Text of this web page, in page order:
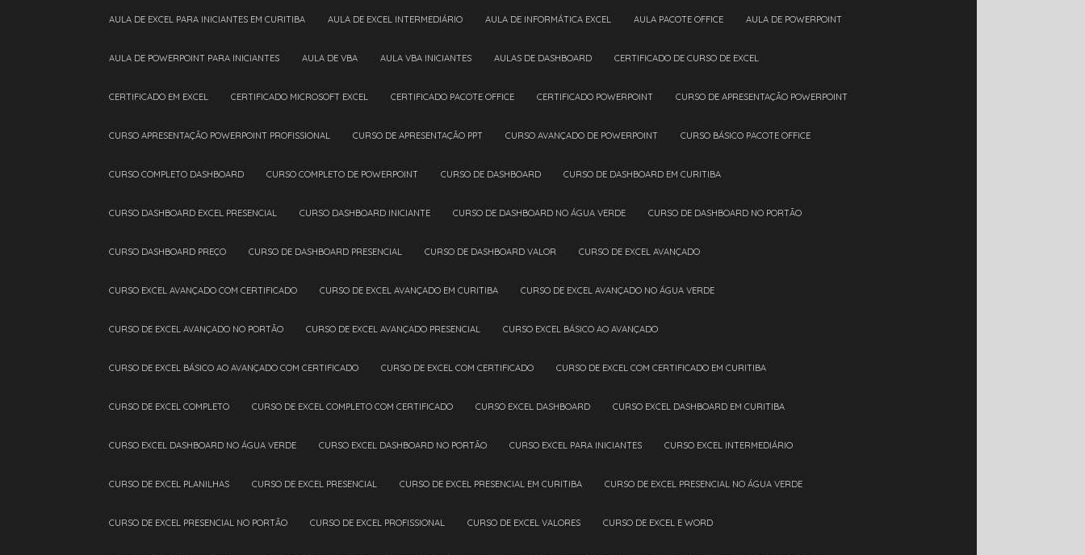
AULA DE EXCEL PARA INICIANTES EM CURITIBA AULA DE EXCEL INTERMEDIÁRIO AULA DE INFORMÁTICA EXCEL AULA PACOTE OFFICE AULA DE POWERPOINT
AULA DE POWERPOINT PARA INICIANTES AULA DE VBA AULA VBA INICIANTES AULAS DE DASHBOARD CERTIFICADO DE CURSO DE EXCEL
CERTIFICADO EM EXCEL CERTIFICADO MICROSOFT EXCEL CERTIFICADO PACOTE OFFICE CERTIFICADO POWERPOINT CURSO DE APRESENTAÇÃO POWERPOINT
CURSO APRESENTAÇÃO POWERPOINT PROFISSIONAL CURSO DE APRESENTAÇÃO PPT CURSO AVANÇADO DE POWERPOINT CURSO BÁSICO PACOTE OFFICE
CURSO COMPLETO DASHBOARD CURSO COMPLETO DE POWERPOINT CURSO DE DASHBOARD CURSO DE DASHBOARD EM CURITIBA
CURSO DASHBOARD EXCEL PRESENCIAL CURSO DASHBOARD INICIANTE CURSO DE DASHBOARD NO ÁGUA VERDE CURSO DE DASHBOARD NO PORTÃO
CURSO DASHBOARD PREÇO CURSO DE DASHBOARD PRESENCIAL CURSO DE DASHBOARD VALOR CURSO DE EXCEL AVANÇADO
CURSO EXCEL AVANÇADO COM CERTIFICADO CURSO DE EXCEL AVANÇADO EM CURITIBA CURSO DE EXCEL AVANÇADO NO ÁGUA VERDE
CURSO DE EXCEL AVANÇADO NO PORTÃO CURSO DE EXCEL AVANÇADO PRESENCIAL CURSO EXCEL BÁSICO AO AVANÇADO
CURSO DE EXCEL BÁSICO AO AVANÇADO COM CERTIFICADO CURSO DE EXCEL COM CERTIFICADO CURSO DE EXCEL COM CERTIFICADO EM CURITIBA
CURSO DE EXCEL COMPLETO CURSO DE EXCEL COMPLETO COM CERTIFICADO CURSO EXCEL DASHBOARD CURSO EXCEL DASHBOARD EM CURITIBA
CURSO EXCEL DASHBOARD NO ÁGUA VERDE CURSO EXCEL DASHBOARD NO PORTÃO CURSO EXCEL PARA INICIANTES CURSO EXCEL INTERMEDIÁRIO
CURSO DE EXCEL PLANILHAS CURSO DE EXCEL PRESENCIAL CURSO DE EXCEL PRESENCIAL EM CURITIBA CURSO DE EXCEL PRESENCIAL NO ÁGUA VERDE
CURSO DE EXCEL PRESENCIAL NO PORTÃO CURSO DE EXCEL PROFISSIONAL CURSO DE EXCEL VALORES CURSO DE EXCEL E WORD